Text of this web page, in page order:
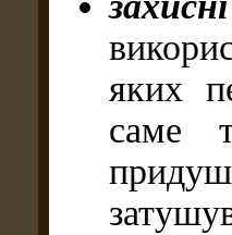
яких
саме